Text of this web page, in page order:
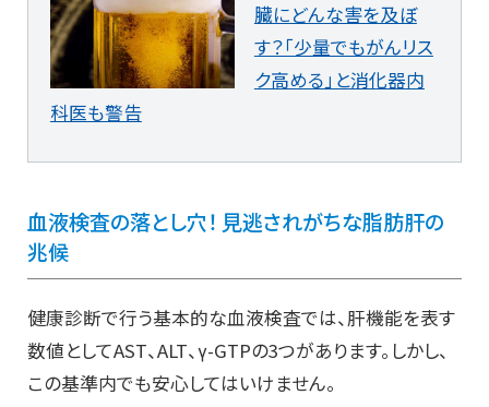
臓にどんな害を及ぼ
す？「少量でもがんリス
ク高める」と消化器内
科医も警告
血液検査の落とし穴！ 見逃されがちな脂肪肝の
兆候
健康診断で行う基本的な血液検査では、肝機能を表す
数値としてAST、ALT、γ-GTPの3つがあります。しかし、
この基準内でも安心してはいけません。